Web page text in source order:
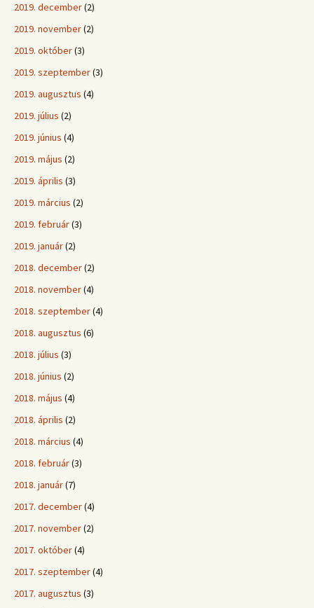
2019. december(2)
2019. november(2)
2019. október(3)
2019. szeptember(3)
2019. augusztus (4)
2019. július (2)
2019. június (4)
2019. május (2)
2019. április (3)
2019. március (2)
2019. február(3)
2019. január(2)
2018. december(2)
2018. november(4)
2018. szeptember(4)
2018. augusztus (6)
2018. július (3)
2018. június (2)
2018. május (4)
2018. április (2)
2018. március (4)
2018. február(3)
2018. január(7)
2017. december(4)
2017. november(2)
2017. október(4)
2017. szeptember(4)
2017. augusztus (3)